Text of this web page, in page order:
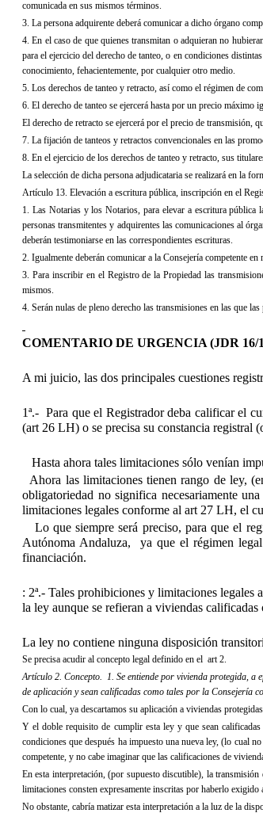
comunicada en sus mismos términos.
3. La persona adquirente deberá comunicar a dicho órgano
4. En el caso de que quienes transmitan o adquieran no
para el ejercicio del derecho de tanteo, o en condiciones
conocimiento, fehacientemente, por cualquier otro medio.
5. Los derechos de tanteo y retracto, así como el régimen de
6. El derecho de tanteo se ejercerá hasta por un precio máximo
El derecho de retracto se ejercerá por el precio de transmisión,
7. La fijación de tanteos y retractos convencionales en las
8. En el ejercicio de los derechos de tanteo y retracto, sus
La selección de dicha persona adjudicataria se realizará en la
Artículo 13. Elevación a escritura pública, inscripción en el
1. Las Notarias y los Notarios, para elevar a escritura pública
personas transmitentes y adquirentes las comunicaciones al
deberán testimoniarse en las correspondientes escrituras.
2. Igualmente deberán comunicar a la Consejería competente en
3. Para inscribir en el Registro dela Propiedad las
mismos.
4. Serán nulas de pleno derecho las transmisiones en las que
COMENTARIO DE URGENCIA (JDR 16/
A mi juicio, las dos principales cuestiones
1ª.- Para que el Registrador deba calificar el
(art 26 LH) o se precisa su constancia
Hasta ahora tales limitaciones sólo venían
Ahora las limitaciones tienen rango de ley,
obligatoriedad no significa necesariamente
limitaciones legales conforme al art 27 LH, el
Lo que siempre será preciso, para que el
Autónoma Andaluza, ya que el régimen
financiación.
: 2ª.- Tales prohibiciones y limitaciones legales
la ley aunque se refieran a viviendas calificadas
La ley no contiene ninguna disposición
Se precisa acudir al concepto legal definido en el art 2.
Artículo 2. Concepto. 1. Se entiende por vivienda protegida, a
de aplicación y sean calificadas como tales por la Consejería
Con lo cual, ya descartamos su aplicación a viviendas
Y el doble requisito de cumplir esta ley y que sean
condiciones que después ha impuesto una nueva ley, (lo cual
competente, y no cabe imaginar que las calificaciones de
En esta interpretación, (por supuesto discutible), la
limitaciones consten expresamente inscritas por haberlo
No obstante, cabría matizar esta interpretación a la luz de la